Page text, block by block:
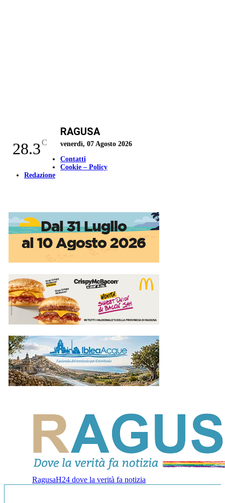
28.3C
RAGUSA
venerdì, 07 Agosto 2026
Contatti
Cookie – Policy
Redazione
RagusaH24 dove la verità fa notizia